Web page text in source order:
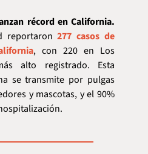
récord en California.
reportaron 277 casos de
, con 220 en Los
alto registrado. Esta
se transmite por pulgas
y mascotas, y el 90%